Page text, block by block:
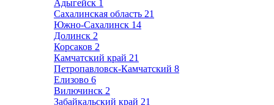
Адыгейск 1
Сахалинская область 21
Южно-Сахалинск 14
Долинск 2
Корсаков 2
Камчатский край 21
Петропавловск-Камчатский 8
Елизово 6
Вилючинск 2
Забайкальский край 21